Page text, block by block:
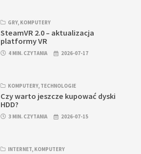
GRY, KOMPUTERY
SteamVR 2.0 – aktualizacja
platformy VR
4 MIN. CZYTANIA 2026-07-17
KOMPUTERY, TECHNOLOGIE
Czy warto jeszcze kupować dyski
HDD?
3 MIN. CZYTANIA 2026-07-15
INTERNET, KOMPUTERY